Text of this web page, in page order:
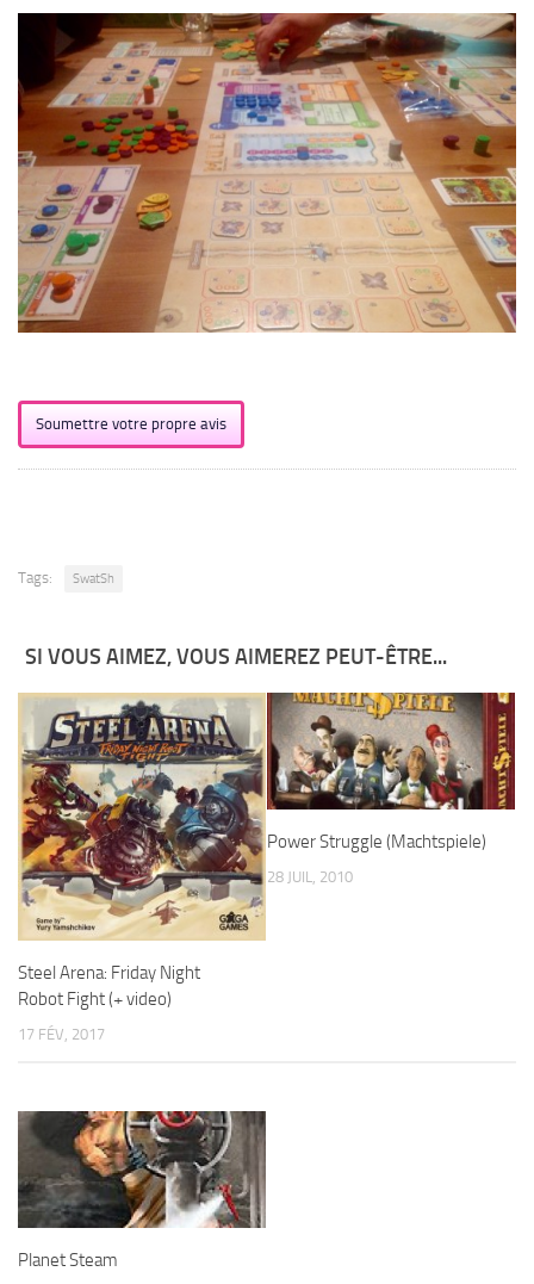
Soumettre votre propre avis
Tags: SwatSh
SI VOUS AIMEZ, VOUS AIMEREZ PEUT-ÊTRE...
Steel Arena: Friday Night
Robot Fight (+ video)
17 FÉV, 2017
Power Struggle (Machtspiele)
28 JUIL, 2010
Planet Steam